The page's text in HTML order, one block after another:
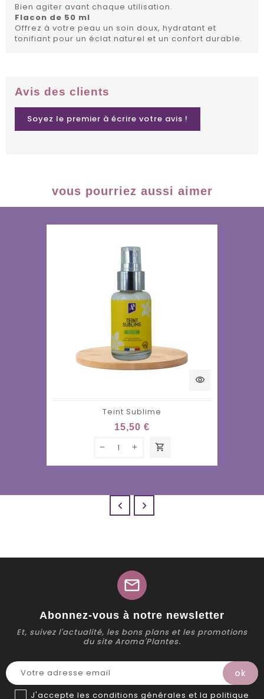
Bien agiter avant chaque utilisation.
Flacon de 50 ml
Offrez à votre peau un soin doux, hydratant et
tonifiant pour un éclat naturel et un confort durable.
Avis des clients
Soyez le premier à écrire votre avis !
vous pourriez aussi aimer
visibility
Teint Sublime
15,50 €
shopping_cart
 
mail
Abonnez-vous à notre newsletter
Et, suivez l'actualité, les bons plans et les promotions
du site Aroma'Plantes.
J'accepte les conditions générales et la politique